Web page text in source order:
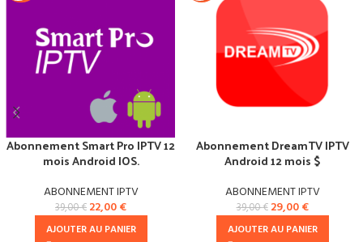
Abonnement Smart Pro IPTV 12
mois Android IOS.
ABONNEMENT IPTV
39,00€ 22,00€
AJOUTER AU PANIER
Abonnement DreamTV IPTV
Android 12 mois $
ABONNEMENT IPTV
39,00€ 29,00€
AJOUTER AU PANIER